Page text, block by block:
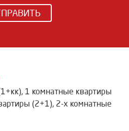
, 1 комнатные квартиры
(2+1), 2-х комнатные